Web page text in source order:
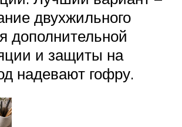
двухжильного
дополнительной
и защиты на
надевают гофру.